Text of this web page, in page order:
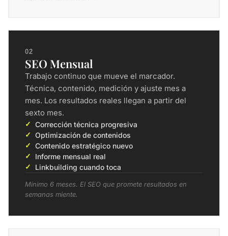
02
SEO Mensual
Trabajo continuo que mueve el marcador.
Técnica, contenido, medición y ajuste mes a
mes. Los resultados reales llegan a partir del
sexto mes.
Corrección técnica progresiva
Optimización de contenidos
Contenido estratégico nuevo
Informe mensual real
Linkbuilding cuando toca
Mínimo 6 meses. El SEO que promete resultados en
semanas miente.